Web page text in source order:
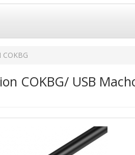
COKBG
COKBG/ USB